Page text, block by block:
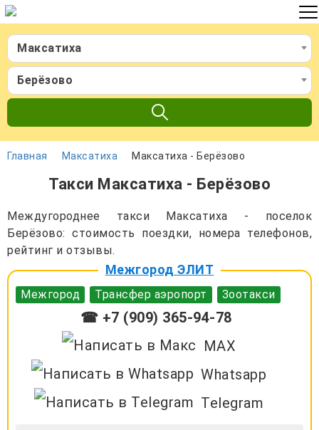
Максатиха
Берёзово
Главная Максатиха Максатиха - Берёзово
Такси Максатиха - Берёзово
Междугороднее такси Максатиха - поселок
Берёзово: стоимость поездки, номера телефонов,
рейтинг и отзывы.
Межгород ЭЛИТ
Межгород Трансфер аэропорт Зоотакси
☎ +7 (909) 365-94-78
MAX
Whatsapp
Telegram